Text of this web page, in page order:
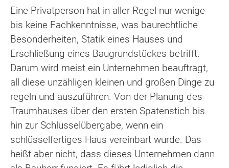
Eine Privatperson hat in aller Regel nur wenige
bis keine Fachkenntnisse, was baurechtliche
Besonderheiten, Statik eines Hauses und
Erschließung eines Baugrundstückes betrifft.
Darum wird meist ein Unternehmen beauftragt,
all diese unzähligen kleinen und großen Dinge zu
regeln und auszuführen. Von der Planung des
Traumhauses über den ersten Spatenstich bis
hin zur Schlüsselübergabe, wenn ein
schlüsselfertiges Haus vereinbart wurde. Das
heißt aber nicht, dass dieses Unternehmen dann